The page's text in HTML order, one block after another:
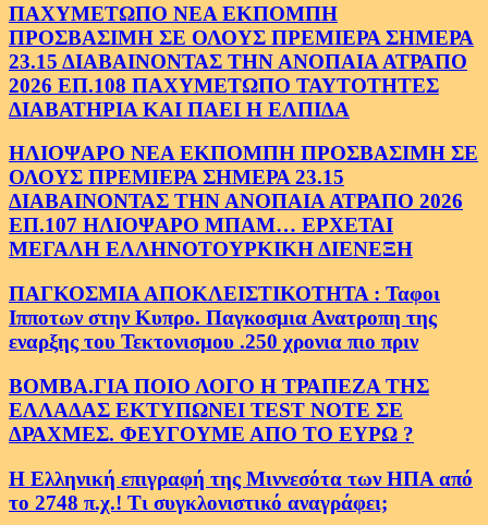
ΠΑΧΥΜΕΤΩΠΟ ΝΕΑ ΕΚΠΟΜΠΗ
ΠΡΟΣΒΑΣΙΜΗ ΣΕ ΟΛΟΥΣ ΠΡΕΜΙΕΡΑ ΣΗΜΕΡΑ
23.15 ΔΙΑΒΑΙΝΟΝΤΑΣ ΤΗΝ ΑΝΟΠΑΙΑ ΑΤΡΑΠΟ
2026 ΕΠ.108 ΠΑΧΥΜΕΤΩΠΟ ΤΑΥΤΟΤΗΤΕΣ
ΔΙΑΒΑΤΗΡΙΑ ΚΑΙ ΠΑΕΙ Η ΕΛΠΙΔΑ
ΗΛΙΟΨΑΡΟ ΝΕΑ ΕΚΠΟΜΠΗ ΠΡΟΣΒΑΣΙΜΗ ΣΕ
ΟΛΟΥΣ ΠΡΕΜΙΕΡΑ ΣΗΜΕΡΑ 23.15
ΔΙΑΒΑΙΝΟΝΤΑΣ ΤΗΝ ΑΝΟΠΑΙΑ ΑΤΡΑΠΟ 2026
ΕΠ.107 ΗΛΙΟΨΑΡΟ ΜΠΑΜ… ΕΡΧΕΤΑΙ
ΜΕΓΑΛΗ ΕΛΛΗΝΟΤΟΥΡΚΙΚΗ ΔΙΕΝΕΞΗ
ΠΑΓΚΟΣΜΙΑ ΑΠΟΚΛΕΙΣΤΙΚΟΤΗΤΑ : Ταφοι
Ιπποτων στην Κυπρο. Παγκοσμια Ανατροπη της
εναρξης του Τεκτονισμου .250 χρονια πιο πριν
ΒΟΜΒΑ.ΓΙΑ ΠΟΙΟ ΛΟΓΟ Η ΤΡΑΠΕΖΑ ΤΗΣ
ΕΛΛΑΔΑΣ ΕΚΤΥΠΩΝΕΙ TEST NOTE ΣΕ
ΔΡΑΧΜΕΣ. ΦΕΥΓΟΥΜΕ ΑΠΟ ΤΟ ΕΥΡΩ ?
Η Ελληνική επιγραφή της Μιννεσότα των ΗΠΑ από
το 2748 π.χ.! Τι συγκλονιστικό αναγράφει;